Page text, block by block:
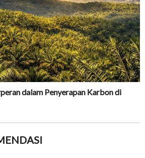
dalam Penyerapan Karbon di